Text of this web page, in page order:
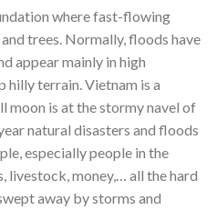
where fast-flowing
trees. Normally, floods have
appear mainly in high
hilly terrain. Vietnam is a
moon is at the stormy navel of
natural disasters and floods
especially people in the
livestock, money,… all the hard
away by storms and